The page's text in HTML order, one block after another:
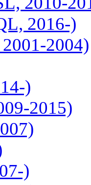
2016-)
2004)
)
2015)
)